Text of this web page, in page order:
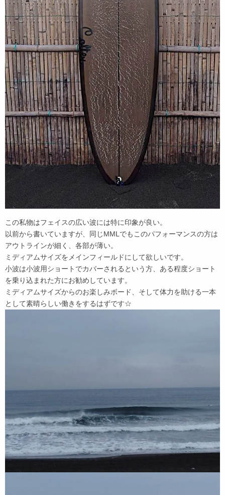
この私物はフェイスの広い波には特に印象が良い。
以前から書いていますが、同じMMLでもこのパフォーマンスの方は
アウトラインが細く、各部が薄い。
ミディアムサイズをメインフィールドにして欲しいです。
小波は小波用ショートでカバーされるという方、ある程度ショート
を乗り込まれた方にお勧めしています。
ミディアムサイズからのお楽しみボード、そして体力を助ける一本
として素晴らしい働きをするはずです☆